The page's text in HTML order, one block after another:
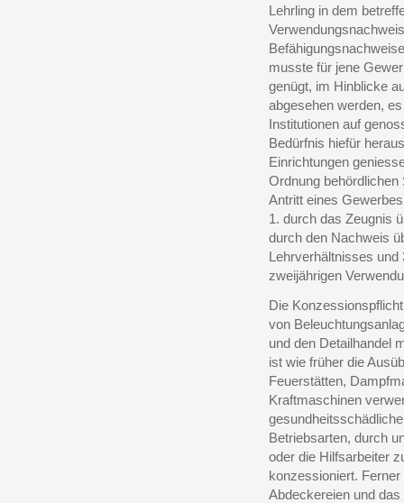
Lehrling in dem
musste für jene
genügt, im Hinblicke
abgesehen werden,
Institutionen auf
Bedürfnis hiefür
Einrichtungen
Ordnung
Antritt eines
1. durch das Zeugnis
durch den Nachweis
Lehrverhältnisses
zweijährigen
Die
von
und den Detailhandel
ist wie früher die
Feuerstätten,
Kraftmaschinen
Betriebsarten, durch
oder die Hilfsarbeiter
konzessioniert.
Abdeckereien und